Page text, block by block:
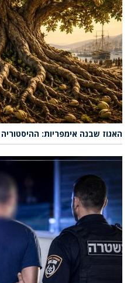
האגוז שבנה אימפריות: